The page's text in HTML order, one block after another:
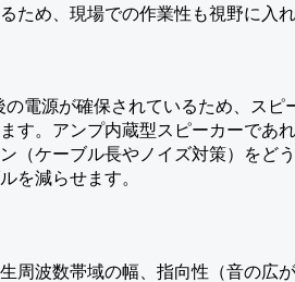
ため、現場での作業性も視野に入れ
電源が確保されているため、ス
す。アンプ内蔵型スピーカーで
（ケーブル長やノイズ対策）を
を減らせます。
周波数帯域の幅、指向性（音の